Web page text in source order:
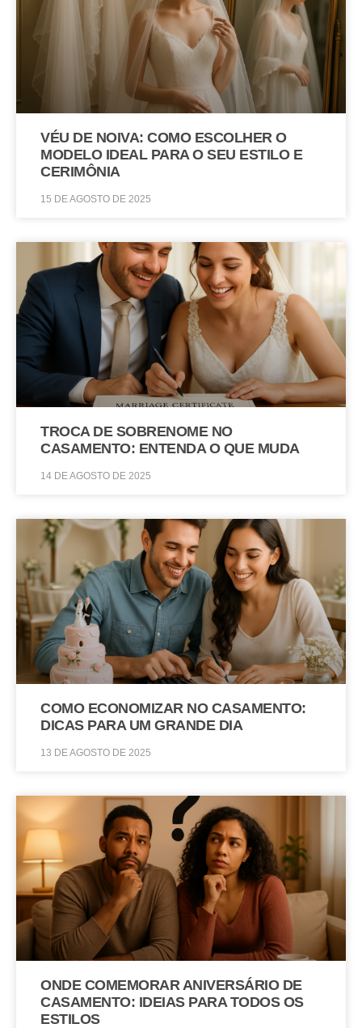
VÉU DE NOIVA: COMO ESCOLHER O
MODELO IDEAL PARA O SEU ESTILO E
CERIMÔNIA
15 DE AGOSTO DE 2025
TROCA DE SOBRENOME NO
CASAMENTO: ENTENDA O QUE MUDA
14 DE AGOSTO DE 2025
COMO ECONOMIZAR NO CASAMENTO:
DICAS PARA UM GRANDE DIA
13 DE AGOSTO DE 2025
ONDE COMEMORAR ANIVERSÁRIO DE
CASAMENTO: IDEIAS PARA TODOS OS
ESTILOS